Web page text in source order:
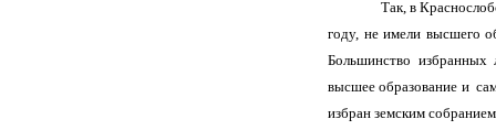
Так, в
году, не имели высшего
Большинство избранных
высшее образование и
избран земским